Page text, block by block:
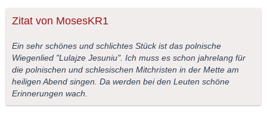
Zitat von MosesKR1
Ein sehr schönes und schlichtes Stück ist das polnische
Wiegenlied "Lulajze Jesuniu". Ich muss es schon jahrelang für
die polnischen und schlesischen Mitchristen in der Mette am
heiligen Abend singen. Da werden bei den Leuten schöne
Erinnerungen wach.